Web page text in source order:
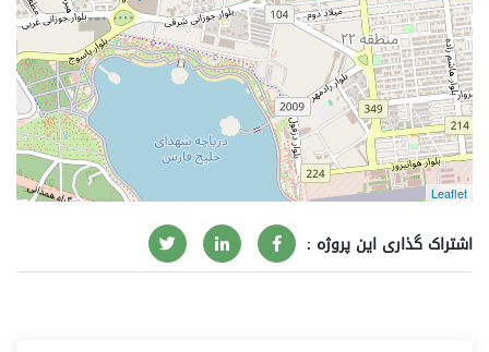
Leaflet
اشتراک گذاری این پروژه :